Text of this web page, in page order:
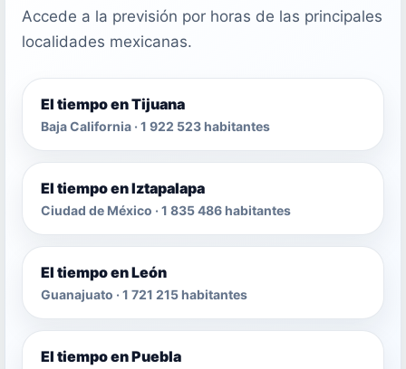
Accede a la previsión por horas de las principales
localidades mexicanas.
El tiempo en Tijuana
Baja California · 1 922 523 habitantes
El tiempo en Iztapalapa
Ciudad de México · 1 835 486 habitantes
El tiempo en León
Guanajuato · 1 721 215 habitantes
El tiempo en Puebla